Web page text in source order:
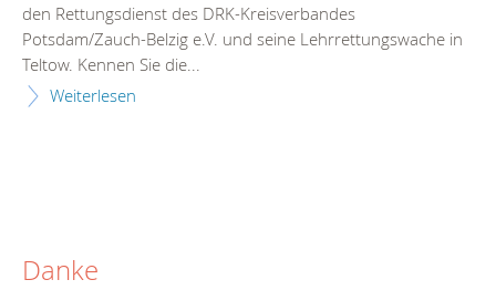
den Rettungsdienst des DRK-Kreisverbandes
Potsdam/Zauch-Belzig e.V. und seine Lehrrettungswache in
Teltow. Kennen Sie die...
Weiterlesen
Danke